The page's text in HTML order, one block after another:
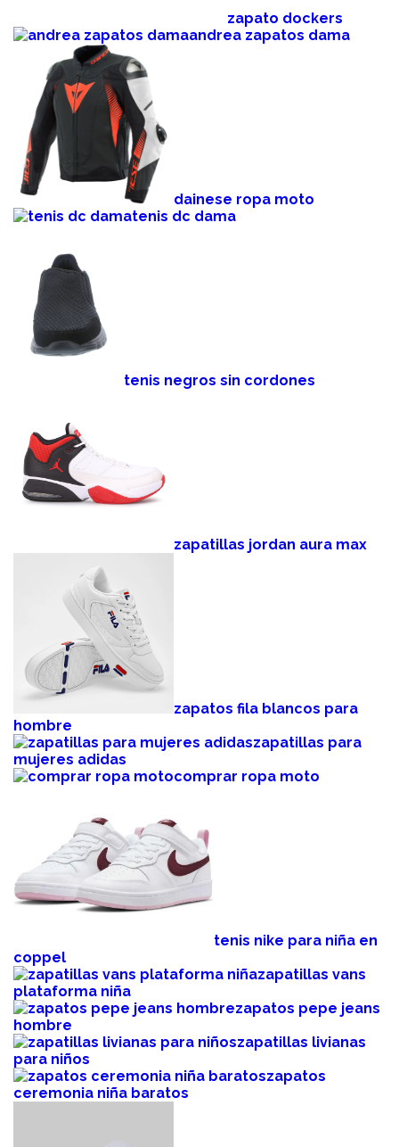
zapato dockers
andrea zapatos dama
dainese ropa moto
tenis dc dama
tenis negros sin cordones
zapatillas jordan aura max
zapatos fila blancos para
hombre
zapatillas para
mujeres adidas
comprar ropa moto
tenis nike para niña en
coppel
zapatillas vans
plataforma niña
zapatos pepe jeans
hombre
zapatillas livianas
para niños
zapatos
ceremonia niña baratos